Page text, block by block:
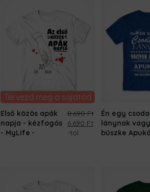
Tervezd meg a sajátod
Első közös apák
napja - kézfogós
- MyLife
8.690Ft
Original
price
6.690 FtCurrent
price
-tól
Én egy
lánynak
büszke